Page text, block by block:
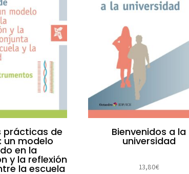
prácticas de
un modelo
en la
y la reflexión
la escuela
Bienvenidos a la
universidad
13,80€